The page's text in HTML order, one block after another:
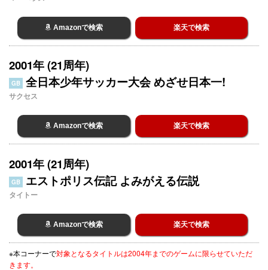
Amazonで検索 楽天で検索
2001年 (21周年)
GB 全日本少年サッカー大会 めざせ日本一!
サクセス
Amazonで検索 楽天で検索
2001年 (21周年)
GB エストポリス伝記 よみがえる伝説
タイトー
Amazonで検索 楽天で検索
※本コーナーで対象となるタイトルは2004年までのゲームに限らせていただ
きます。